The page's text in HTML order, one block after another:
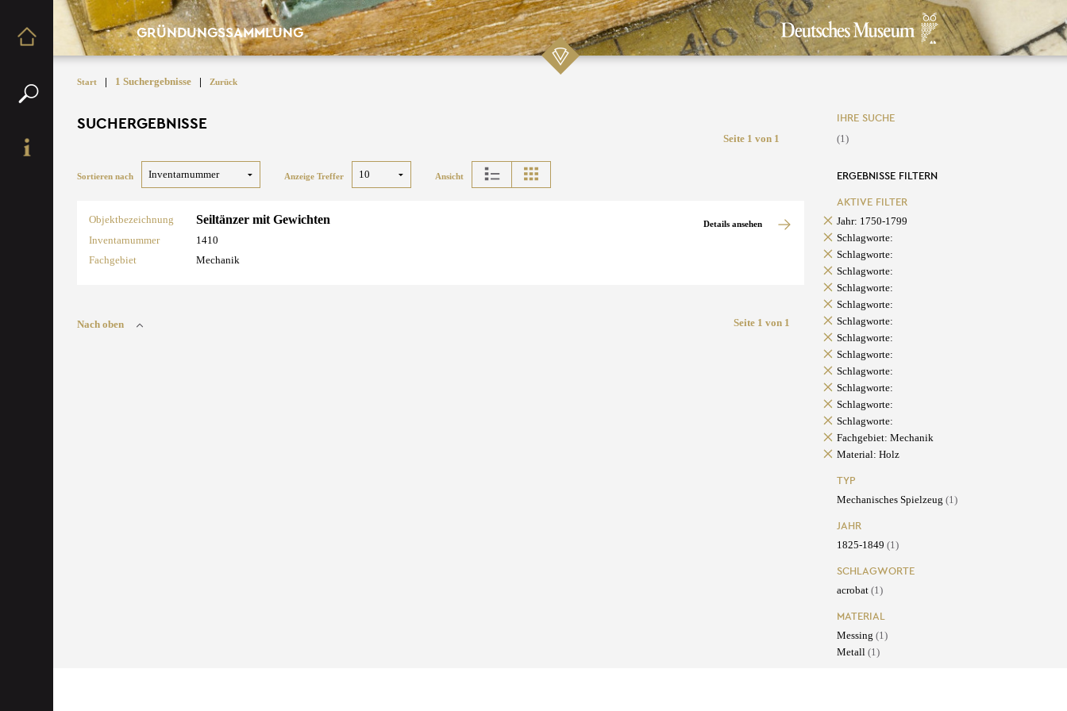
GRÜNDUNGSSAMMLUNG
Start | 1 Suchergebnisse | Zurück
SUCHERGEBNISSE
Seite 1 von 1
Sortieren nach Anzeige Treffer Ansicht
Objektbezeichnung Seiltänzer mit Gewichten
Inventarnummer
1410
Fachgebiet
Mechanik
Details ansehen
Nach oben Seite 1 von 1
IHRE SUCHE
(1)
ERGEBNISSE FILTERN
AKTIVE FILTER
Jahr: 1750-1799
Schlagworte:
Schlagworte:
Schlagworte:
Schlagworte:
Schlagworte:
Schlagworte:
Schlagworte:
Schlagworte:
Schlagworte:
Schlagworte:
Schlagworte:
Schlagworte:
Fachgebiet: Mechanik
Material: Holz
TYP
Mechanisches Spielzeug (1)
JAHR
1825-1849 (1)
SCHLAGWORTE
acrobat (1)
MATERIAL
Messing (1)
Metall (1)